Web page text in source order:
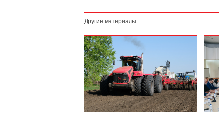
Другие материалы